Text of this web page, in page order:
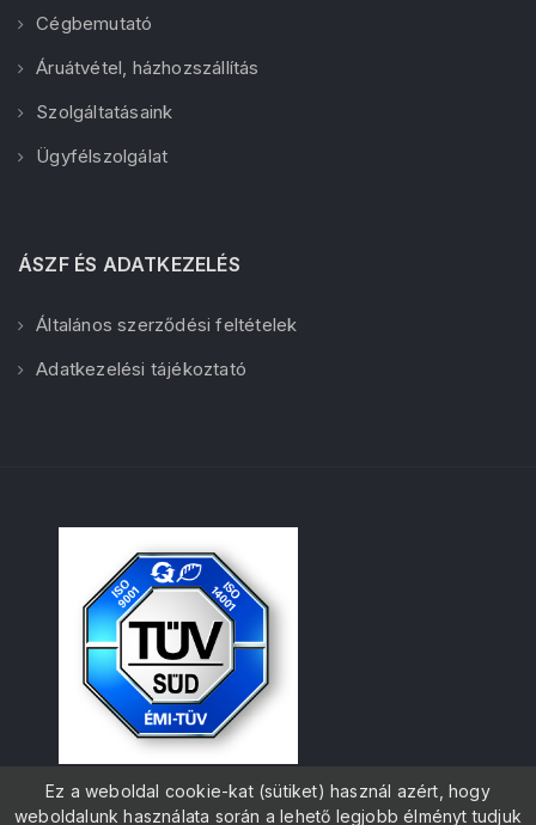
Cégbemutató
Áruátvétel, házhozszállítás
Szolgáltatásaink
Ügyfélszolgálat
ÁSZF ÉS ADATKEZELÉS
Általános szerződési feltételek
Adatkezelési tájékoztató
Ez a weboldal cookie-kat (sütiket) használ azért, hogy
weboldalunk használata során a lehető legjobb élményt tudjuk